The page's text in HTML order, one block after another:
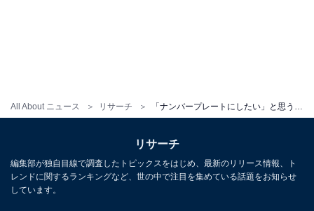
All About ニュース リサーチ
リサーチ
編集部が独自目線で調査したトピックスをはじめ、最新のリリース情報、ト
レンドに関するランキングなど、世の中で注目を集めている話題をお知らせ
しています。